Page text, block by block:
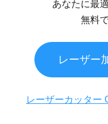
あなたに最
無料
レーザー
レーザーカッター